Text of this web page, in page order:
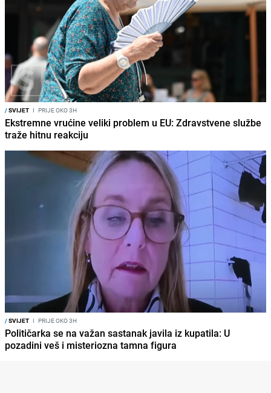
/SVIJET I PRIJE OKO 3H
Ekstremne vrućine veliki problem u EU: Zdravstvene službe
traže hitnu reakciju
/SVIJET I PRIJE OKO 3H
Političarka se na važan sastanak javila iz kupatila: U
pozadini veš i misteriozna tamna figura